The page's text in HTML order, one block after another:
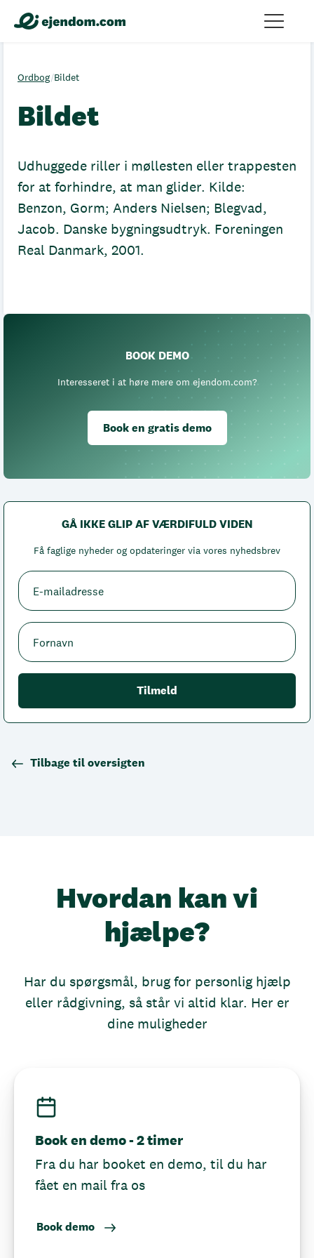
Ordbog/Bildet
Bildet
Udhuggede riller i møllesten eller trappesten
for at forhindre, at man glider. Kilde:
Benzon, Gorm; Anders Nielsen; Blegvad,
Jacob. Danske bygningsudtryk. Foreningen
Real Danmark, 2001.
BOOK DEMO
Interesseret i at høre mere om ejendom.com?
Book en gratis demo
GÅ IKKE GLIP AF VÆRDIFULD VIDEN
Få faglige nyheder og opdateringer via vores nyhedsbrev
Tilbage til oversigten
Hvordan kan vi
hjælpe?
Har du spørgsmål, brug for personlig hjælp
eller rådgivning, så står vi altid klar. Her er
dine muligheder
Book en demo - 2 timer
Fra du har booket en demo, til du har
fået en mail fra os
Book demo